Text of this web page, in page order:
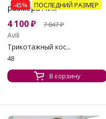
-45% ПОСЛЕДНИЙ РАЗМЕР
4 100₽ 7 847₽
Avili
Трикотажный кос...
48
В корзину